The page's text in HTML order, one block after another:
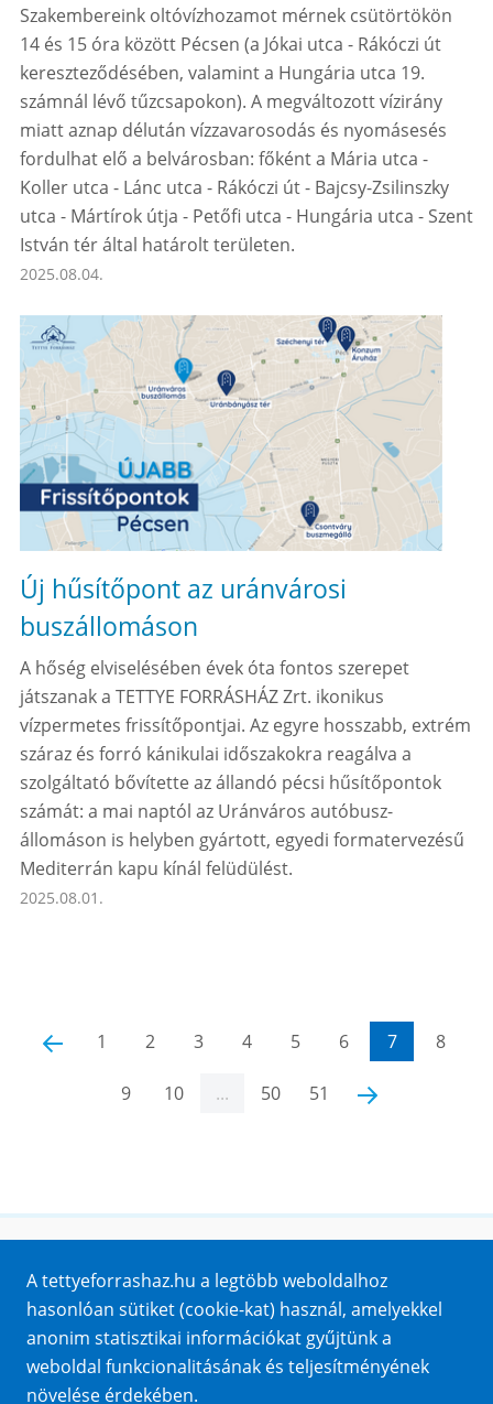
Szakembereink oltóvízhozamot mérnek csütörtökön
14 és 15 óra között Pécsen (a Jókai utca - Rákóczi út
kereszteződésében, valamint a Hungária utca 19.
számnál lévő tűzcsapokon). A megváltozott vízirány
miatt aznap délután vízzavarosodás és nyomásesés
fordulhat elő a belvárosban: főként a Mária utca -
Koller utca - Lánc utca - Rákóczi út - Bajcsy-Zsilinszky
utca - Mártírok útja - Petőfi utca - Hungária utca - Szent
István tér által határolt területen.
2025.08.04.
Új hűsítőpont az uránvárosi
buszállomáson
A hőség elviselésében évek óta fontos szerepet
játszanak a TETTYE FORRÁSHÁZ Zrt. ikonikus
vízpermetes frissítőpontjai. Az egyre hosszabb, extrém
száraz és forró kánikulai időszakokra reagálva a
szolgáltató bővítette az állandó pécsi hűsítőpontok
számát: a mai naptól az Uránváros autóbusz-
állomáson is helyben gyártott, egyedi formatervezésű
Mediterrán kapu kínál felüdülést.
2025.08.01.
1 2 3 4 5 6 7 8
9 10 ... 50 51
Impresszum
Sütik
Adatvédelem
Közérdekű adatok
A tettyeforrashaz.hu a legtöbb weboldalhoz
hasonlóan sütiket (cookie-kat) használ, amelyekkel
anonim statisztikai információkat gyűjtünk a
weboldal funkcionalitásának és teljesítményének
növelése érdekében.